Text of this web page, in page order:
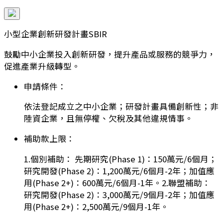
小型企業創新研發計畫SBIR
鼓勵中小企業投入創新研發，提升產品或服務的競爭力，
促進產業升級轉型。
申請條件：
依法登記成立之中小企業；研發計畫具備創新性；非
陸資企業，且無停權、欠稅及其他違規情事。
補助款上限：
1.個別補助： 先期研究(Phase 1)：150萬元/6個月；
研究開發(Phase 2)：1,200萬元/6個月-2年；加值應
用(Phase 2+)：600萬元/6個月-1年。2.聯盟補助：
研究開發(Phase 2)：3,000萬元/9個月-2年；加值應
用(Phase 2+)：2,500萬元/9個月-1年。